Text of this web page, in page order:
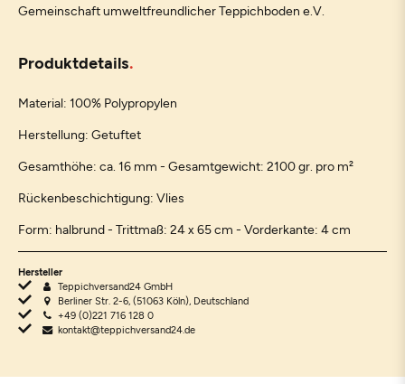
Gemeinschaft umweltfreundlicher Teppichboden e.V.
Produktdetails
Material: 100% Polypropylen
Herstellung: Getuftet
Gesamthöhe: ca. 16 mm - Gesamtgewicht: 2100 gr. pro m²
Rückenbeschichtigung: Vlies
Form: halbrund - Trittmaß: 24 x 65 cm - Vorderkante: 4 cm
Hersteller
Teppichversand24 GmbH
Berliner Str. 2-6, (51063 Köln), Deutschland
+49 (0)221 716 128 0
kontakt@teppichversand24.de